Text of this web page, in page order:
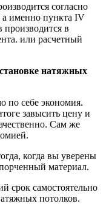
согласно
а именно пункта IV
производится в
или расчетный
натяжных
по себе экономия.
завысить цену и
Сам же
когда вы уверены
материал.
срок самостоятельно
потолков.